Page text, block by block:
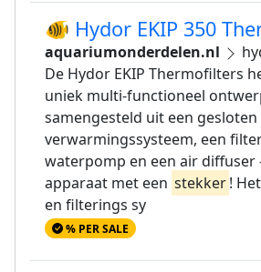
🐠 Hydor EKIP 350
aquariumonderdelen.nl
De Hydor EKIP Thermofilters
uniek multi-functioneel
samengesteld uit een gesloten
verwarmingssysteem, een
waterpomp en een air diffuser
apparaat met een stekker!
en filterings sy
% PER SALE